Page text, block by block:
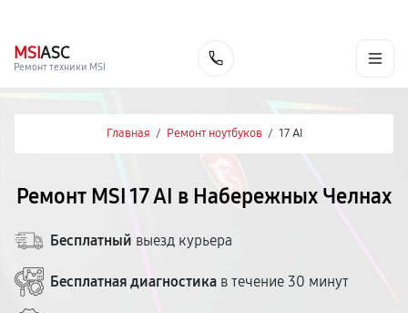
MSIASC
Ремонт техники MSI
Главная / Ремонт ноутбуков / 17 AI
Ремонт MSI 17 AI в Набережных Челнах
Бесплатный выезд курьера
Бесплатная диагностика в течение 30 минут